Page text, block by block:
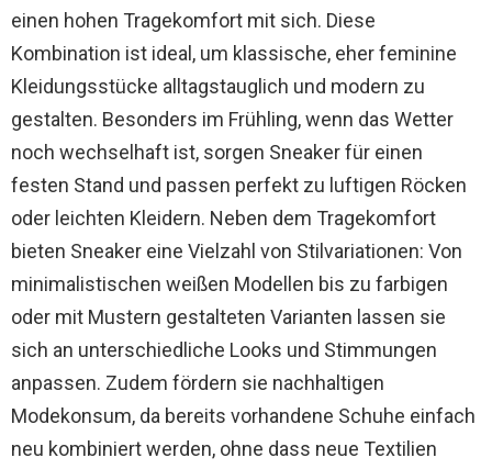
einen hohen Tragekomfort mit sich. Diese
Kombination ist ideal, um klassische, eher feminine
Kleidungsstücke alltagstauglich und modern zu
gestalten. Besonders im Frühling, wenn das Wetter
noch wechselhaft ist, sorgen Sneaker für einen
festen Stand und passen perfekt zu luftigen Röcken
oder leichten Kleidern. Neben dem Tragekomfort
bieten Sneaker eine Vielzahl von Stilvariationen: Von
minimalistischen weißen Modellen bis zu farbigen
oder mit Mustern gestalteten Varianten lassen sie
sich an unterschiedliche Looks und Stimmungen
anpassen. Zudem fördern sie nachhaltigen
Modekonsum, da bereits vorhandene Schuhe einfach
neu kombiniert werden, ohne dass neue Textilien